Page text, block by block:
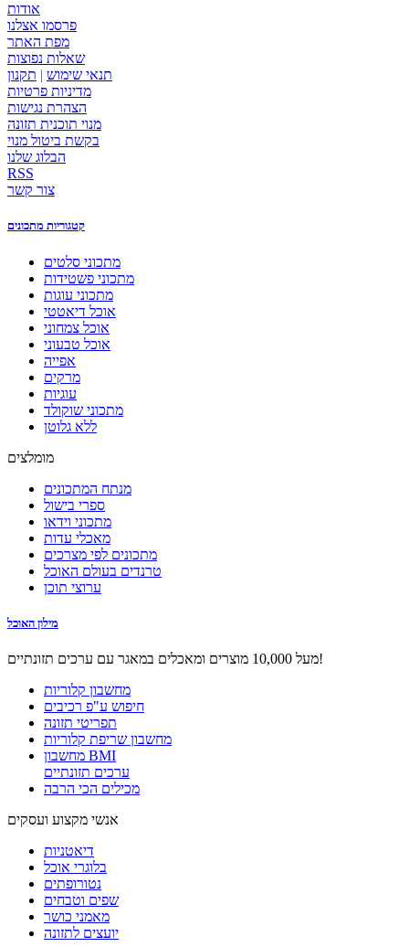
אודות
פרסמו אצלנו
מפת האתר
שאלות נפוצות
תנאי שימוש | תקנון
מדיניות פרטיות
הצהרת נגישות
מנוי תוכנית תזונה
בקשת ביטול מנוי
הבלוג שלנו
RSS
צור קשר
קטגוריות מתכונים
מתכוני סלטים
מתכוני פשטידות
מתכוני עוגות
אוכל דיאטטי
אוכל צמחוני
אוכל טבעוני
אפייה
מרקים
עוגיות
מתכוני שוקולד
ללא גלוטן
מומלצים
מנתח המתכונים
ספרי בישול
מתכוני וידאו
מאכלי עדות
מתכונים לפי מצרכים
טרנדים בעולם האוכל
ערוצי תוכן
מילון האוכל
מעל 10,000 מוצרים ומאכלים במאגר עם ערכים תזונתיים!
מחשבון קלוריות
חיפוש ע"פ רכיבים
תפריטי תזונה
מחשבון שריפת קלוריות
מחשבון BMI
ערכים תזונתיים
מכילים הכי הרבה
אנשי מקצוע ועסקים
דיאטניות
בלוגרי אוכל
נטורופתים
שפים וטבחים
מאמני כושר
יועצים לתזונה